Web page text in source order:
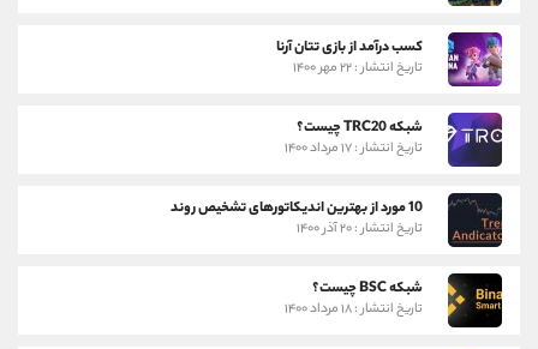
کسب درآمد از بازی تتان آرنا
تاریخ انتشار : ۲۲ مهر ۱۴۰۰
شبکه TRC20 چیست؟
تاریخ انتشار : ۱۷ مرداد ۱۴۰۰
10 مورد از بهترین اندیکاتورهای تشخیص روند
تاریخ انتشار : ۲۰ آذر ۱۴۰۰
شبکه BSC چیست؟
تاریخ انتشار : ۱۸ مرداد ۱۴۰۰